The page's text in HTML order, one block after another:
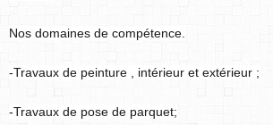
Nos domaines de compétence.
-Travaux de peinture , intérieur et extérieur ;
-Travaux de pose de parquet;